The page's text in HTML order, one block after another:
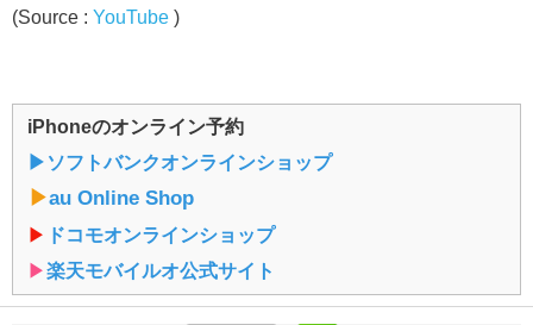
(Source : YouTube )
iPhoneのオンライン予約
▶︎ソフトバンクオンラインショップ
▶︎au Online Shop
▶︎ ドコモオンラインショップ
▶︎楽天モバイルオ公式サイト